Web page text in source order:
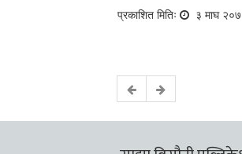
प्रकाशित मितिः ३ माघ